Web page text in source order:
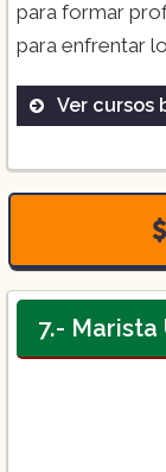
para formar
para enfrentar
Ver cursos
Trabajo
7.-